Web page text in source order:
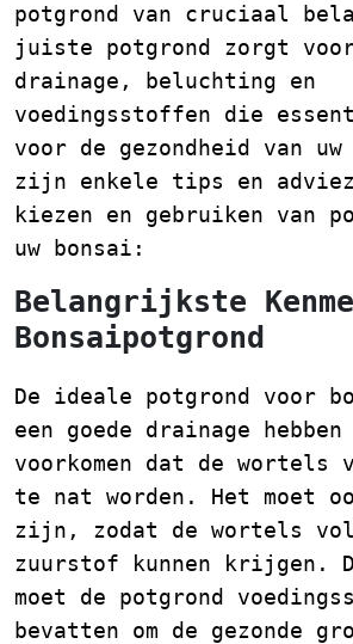
potgrond van cruciaal
juiste potgrond zorgt voor
drainage, beluchting en
voedingsstoffen die
voor de gezondheid van
zijn enkele tips en
kiezen en gebruiken van
uw bonsai:
Belangrijkste
Bonsaipotgrond
De ideale potgrond voor
een goede drainage hebben
voorkomen dat de wortels
te nat worden. Het moet
zijn, zodat de wortels
zuurstof kunnen krijgen.
moet de potgrond
bevatten om de gezonde